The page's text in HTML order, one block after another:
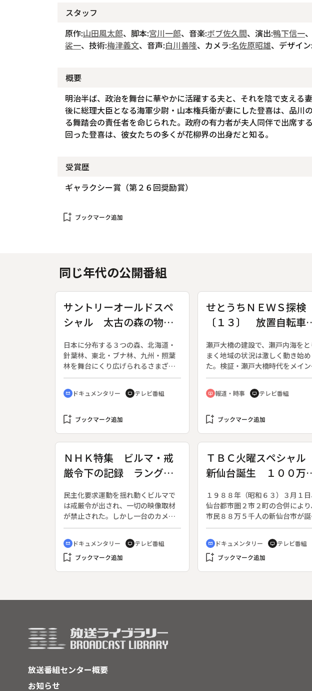
スタッフ
原作:山田風太郎、脚本:宮川一郎、音楽:ボブ佐久間、演出:鴨下信一
裟一、技術:梅津義文、音声:白川善隆、カメラ:名佐原昭雄、デザイン:
概要
明治半ば、政治を舞台に華やかに活躍する夫と、それを陰で支える
後に総理大臣となる海軍少尉・山本権兵衛が妻にした登喜は、品川
る舞踏会の責任者を命じられた。政府の有力者が夫人同伴で出席す
回った登喜は、彼女たちの多くが花柳界の出身だと知る。
受賞歴
ギャラクシー賞（第２６回奨励賞）
bookmark_add ブックマーク追加
同じ年代の公開番組
サントリーオールドスペ
シャル 太古の森の物
ち
日本に分布する３つの森、北海道・
針葉林、東北・ブナ林、九州・照葉
林を舞台にくり広げられるさまざま
な生き物たちの不思議な関係、植物
の意外な知恵を探る。◆木の上、陸
上、水中に据えられたカメラは知ら
森で木から木へと飛び移るエゾモモ
大の淡水魚イトウが川をさかのぼる
姿などを様々な映像で紹介する。日
本テレビ放送網開局３５年記念番
組。
cinematic_blur ドキュメンタリー tv テレビ番組
bookmark_add ブックマーク追加
せとうちＮＥＷＳ探検
〔１３〕 放置自転車
瀬戸大橋の建設で、瀬戸内海をと
まく地域の状況は激しく動き始め
た。検証・瀬戸大橋時代をメイ
ーマに、瀬戸内エリアの観光・
などの新しい動きをタイムリーに
える。（１９８８年５月７日～１
ondemand_video 報道・時事 tv テレビ番組
bookmark_add ブックマーク追加
ＮＨＫ特集 ビルマ・戒
厳令下の記録 ラングー
民主化要求運動を揺れ動くビルマで
は戒厳令が出され、一切の映像取材
が禁止された。しかし一台のカメラ
がひそかに首都・ラングーンの動き
をとらえ続けていた。６０時間に及
ぶ映像をもとにビルマの現状を描
く。◆１９８８年３月、治安警察の
との衝突、夜間外出禁止、集会・デ
が行われたがかえって反発を招き、
８月３日ついにラグーンに戒厳令が
cinematic_blur ドキュメンタリー tv テレビ番組
bookmark_add ブックマーク追加
ＴＢＣ火曜スペシャル
新仙台誕生 １００万
１９８８年（昭和６３）３月１日
仙台都市圏２市２町の合併により
市民８８万５千人の新仙台市が
した。これは１年後の１９８９
月、全国で１１番目の政令指定都
移行へ向けての新たなスタートと
る。望ましい街づくりと住民福祉
cinematic_blur ドキュメンタリー tv テレビ番組
bookmark_add ブックマーク追加
放送番組センター概要
お知らせ